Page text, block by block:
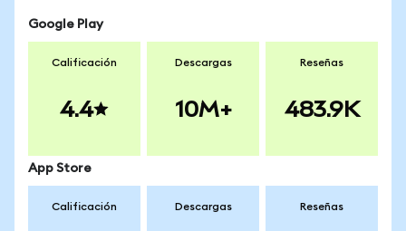
Google Play
Calificación
4.4
Descargas
10M+
Reseñas
483.9K
App Store
Calificación Descargas Reseñas